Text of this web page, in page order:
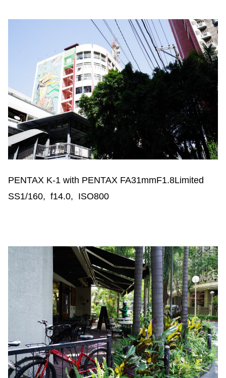
PENTAX K-1 with PENTAX FA31mmF1.8Limited
SS1/160, f14.0, ISO800